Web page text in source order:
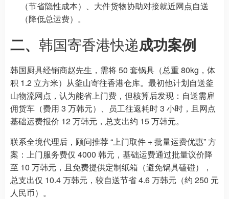
（节省隐性成本）、大件货物协助对接就近网点自送
（降低总运费）。
二、 韩国寄香港快递成功案例
韩国厨具经销商赵先生，需将 50 套锅具（总重 80kg，体
积 1.2 立方米）从釜山寄往香港仓库。最初他计划自送釜
山物流网点，认为能省上门费，但核算后发现：自送需雇
佣货车（费用 3 万韩元）、员工往返耗时 3 小时，且网点
基础运费报价 12 万韩元，总支出约 15 万韩元。
联系全境代理后，顾问推荐 “上门取件 + 批量运费优惠” 方
案：上门服务费仅 4000 韩元，基础运费通过批量议价降
至 10 万韩元，且免费提供定制纸箱（避免锅具磕碰），
总支出仅 10.4 万韩元，较自送节省 4.6 万韩元（约 250 元
人民币）。